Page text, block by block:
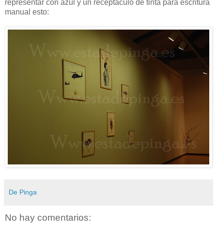
representar con azul y un receptáculo de tinta para escritura
manual esto:
De Pinga
No hay comentarios: